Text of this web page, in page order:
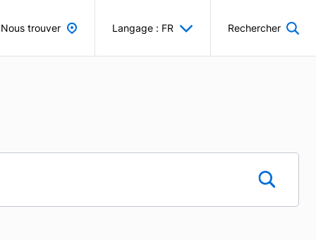
Nous trouver Langage : FR Rechercher